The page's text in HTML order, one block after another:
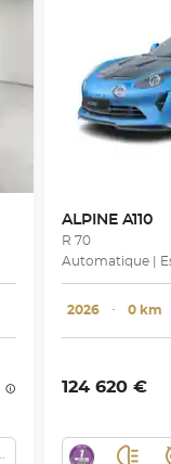
ALPINE A110
R 70
Automatique |
2026 ･ 0 km
124 620 €